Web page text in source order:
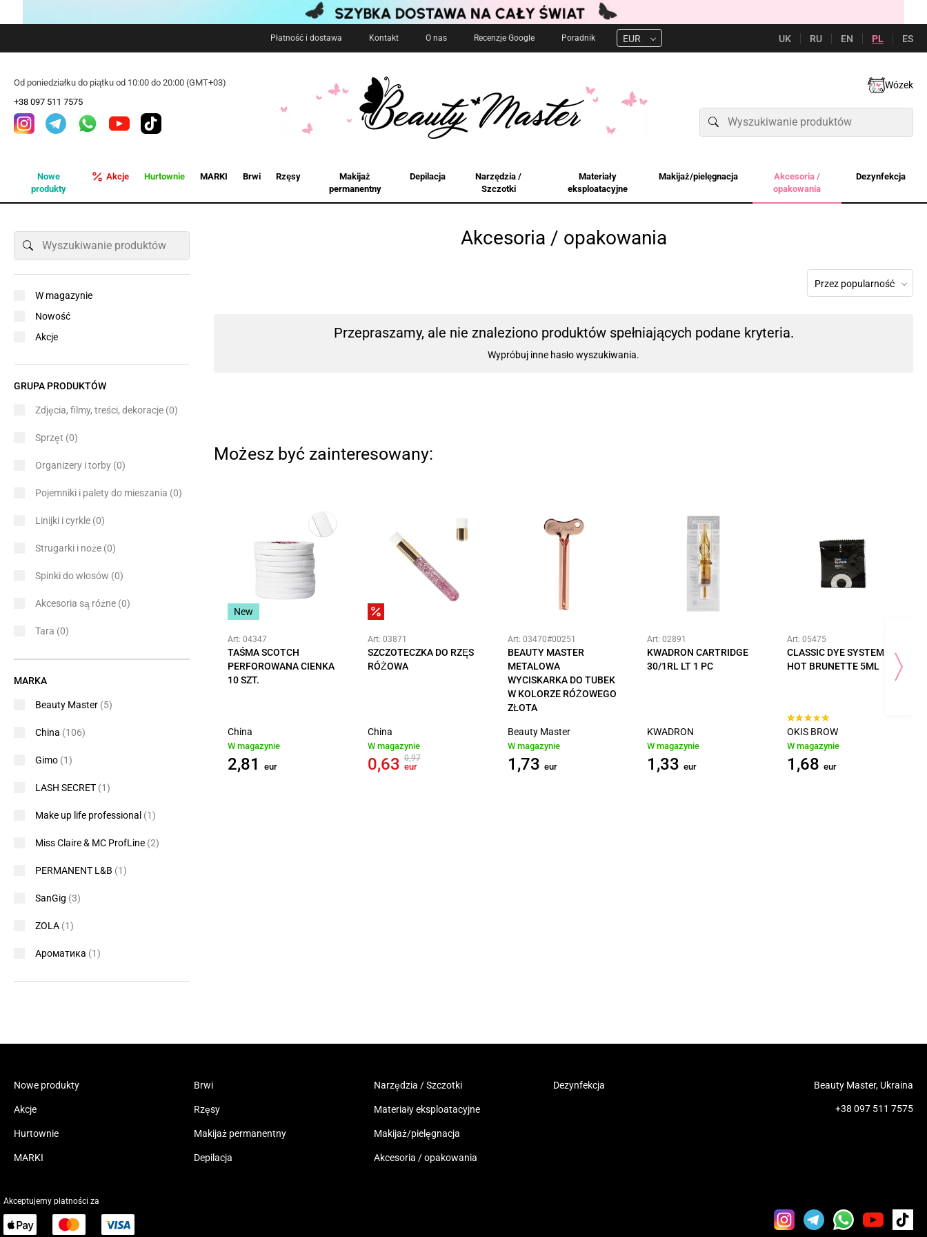
Płatność i dostawa Kontakt O nas Recenzje Google Poradnik EUR UK RU EN PL ES
Od poniedziałku do piątku od 10:00 do 20:00 (GMT+03)
+38 097 511 7575
Wózek
Nowe
produkty
Akcje Hurtownie MARKI Brwi Rzęsy
Makijaż
permanentny
Depilacja
Narzędzia /
Szczotki
Materiały
eksploatacyjne
Makijaż/pielęgnacja
Akcesoria /
opakowania
Dezynfekcja
Akcesoria / opakowania
Przez popularność
Przepraszamy, ale nie znaleziono produktów spełniających podane kryteria.
Wypróbuj inne hasło wyszukiwania.
Możesz być zainteresowany:
New
Art: 04347
TAŚMA SCOTCH
PERFOROWANA CIENKA
10 SZT.
China
W magazynie
2,81 eur
Art: 03871
SZCZOTECZKA DO RZĘS
RÓŻOWA
China
W magazynie
0,63 0,97
eur
Art: 03470#00251
BEAUTY MASTER
METALOWA
WYCISKARKA DO TUBEK
W KOLORZE RÓŻOWEGO
ZŁOTA
Beauty Master
W magazynie
1,73 eur
Art: 02891
KWADRON CARTRIDGE
30/1RL LT 1 PC
KWADRON
W magazynie
1,33 eur
Art: 05475
CLASSIC DYE SYSTEM
HOT BRUNETTE 5ML
OKIS BROW
W magazynie
1,68 eur
W magazynie
Nowość
Akcje
GRUPA PRODUKTÓW
Zdjęcia, filmy, treści, dekoracje (0)
Sprzęt (0)
Organizery i torby (0)
Pojemniki i palety do mieszania (0)
Linijki i cyrkle (0)
Strugarki i noże (0)
Spinki do włosów (0)
Akcesoria są różne (0)
Tara (0)
MARKA
Beauty Master (5)
China (106)
Gimo (1)
LASH SECRET (1)
Make up life professional (1)
Miss Claire & MC ProfLine (2)
PERMANENT L&B (1)
SanGig (3)
ZOLA (1)
Ароматика (1)
Nowe produkty
Akcje
Hurtownie
MARKI
Brwi
Rzęsy
Makijaż permanentny
Depilacja
Narzędzia / Szczotki
Materiały eksploatacyjne
Makijaż/pielęgnacja
Akcesoria / opakowania
Dezynfekcja Beauty Master, Ukraina
+38 097 511 7575
Akceptujemy płatności za